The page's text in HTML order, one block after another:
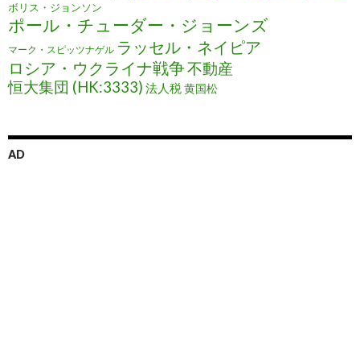
ボリス・ジョンソン
ポール・チューダー・ジョーンズ
マーク・スピッツナゲル ラッセル・ネイピア
ロシア・ウクライナ戦争不動産
恒大集団 (HK:3333) 法人税黄国松
AD